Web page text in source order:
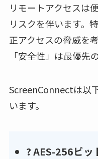
リモートアクセスは
リスクを伴います。
正アクセスの脅威を
「安全性」は最優先
ScreenConnectは以
います。
? AES-256ビッ